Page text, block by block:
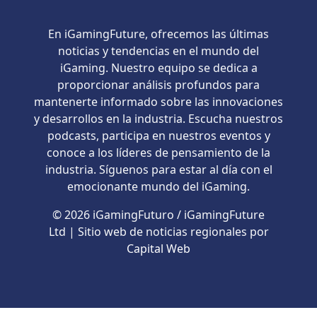
En iGamingFuture, ofrecemos las últimas
noticias y tendencias en el mundo del
iGaming. Nuestro equipo se dedica a
proporcionar análisis profundos para
mantenerte informado sobre las innovaciones
y desarrollos en la industria. Escucha nuestros
podcasts, participa en nuestros eventos y
conoce a los líderes de pensamiento de la
industria. Síguenos para estar al día con el
emocionante mundo del iGaming.
© 2026 iGamingFuturo / iGamingFuture
Ltd | Sitio web de noticias regionales por
Capital Web